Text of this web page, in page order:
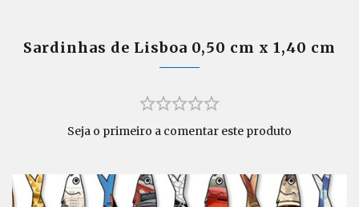
Sardinhas de Lisboa 0,50 cm x 1,40 cm
Seja o primeiro a comentar este produto